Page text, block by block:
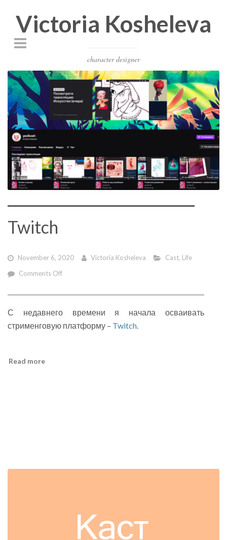
Victoria Kosheleva
character designer
Twitch
November 6, 2020 Victoria Kosheleva Cast, Life
Comments Offon
С недавнего времени я начала осваивать
стрименговую платформу – Twitch
Read more